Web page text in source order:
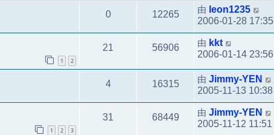
0 12265 由 leon1235
2006-01-28 17:35
1 2
21 56906 由 kkt
2006-01-14 23:56
4 16315 由 Jimmy-YEN
2005-11-13 10:38
1 2 3
31 68449 由 Jimmy-YEN
2005-11-12 11:51